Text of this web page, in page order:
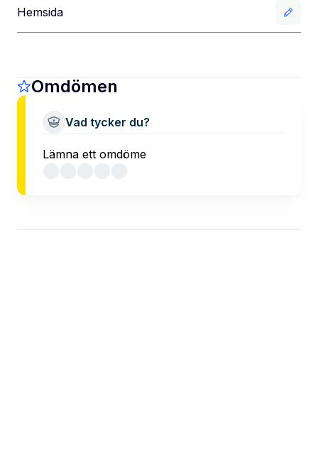
Hemsida
Omdömen
Vad tycker du?
Lämna ett omdöme